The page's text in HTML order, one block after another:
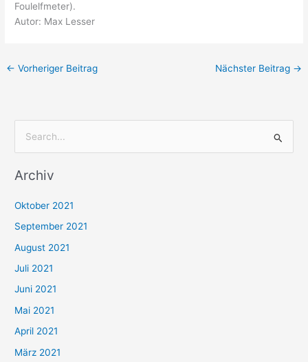
Foulelfmeter).
Autor: Max Lesser
← Vorheriger Beitrag Nächster Beitrag →
c
n
n
a
c
h
:
Archiv
Oktober 2021
September 2021
August 2021
Juli 2021
Juni 2021
Mai 2021
April 2021
März 2021